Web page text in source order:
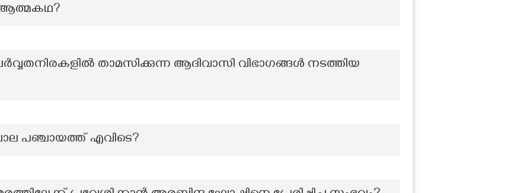
താമസിക്കുന്ന ആദിവാസി വിഭാഗങ്ങള്‍ നടത്തിയ
പഞ്ചായത്ത് എവിടെ?